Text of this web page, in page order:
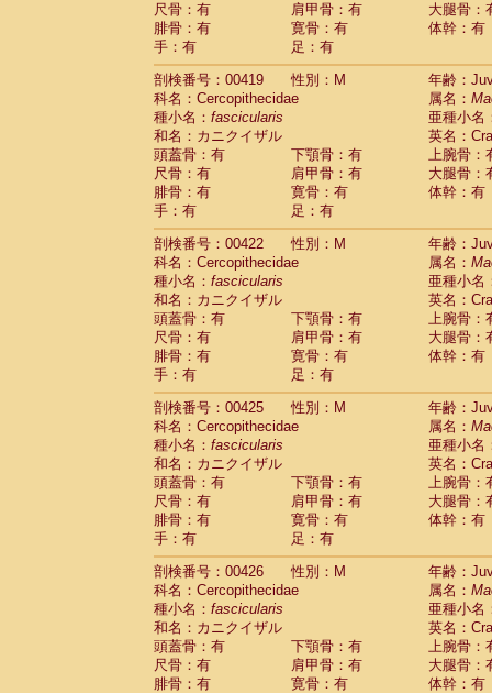
尺骨：有
肩甲骨：有
大腿骨：
腓骨：有
寛骨：有
体幹：有
手：有
足：有
剖検番号：00419
性別：M
年齢：
科名：Cercopithecidae
属名：
種小名： fascicularis
亜種小名
和名：カニクイザル
英名：
頭蓋骨：有
下顎骨：有
上腕骨：
尺骨：有
肩甲骨：有
大腿骨：
腓骨：有
寛骨：有
体幹：有
手：有
足：有
剖検番号：00422
性別：M
年齢：
科名：Cercopithecidae
属名：
種小名： fascicularis
亜種小名
和名：カニクイザル
英名：
頭蓋骨：有
下顎骨：有
上腕骨：
尺骨：有
肩甲骨：有
大腿骨：
腓骨：有
寛骨：有
体幹：有
手：有
足：有
剖検番号：00425
性別：M
年齢：
科名：Cercopithecidae
属名：
種小名： fascicularis
亜種小名
和名：カニクイザル
英名：
頭蓋骨：有
下顎骨：有
上腕骨：
尺骨：有
肩甲骨：有
大腿骨：
腓骨：有
寛骨：有
体幹：有
手：有
足：有
剖検番号：00426
性別：M
年齢：
科名：Cercopithecidae
属名：
種小名： fascicularis
亜種小名
和名：カニクイザル
英名：
頭蓋骨：有
下顎骨：有
上腕骨：
尺骨：有
肩甲骨：有
大腿骨：
腓骨：有
寛骨：有
体幹：有